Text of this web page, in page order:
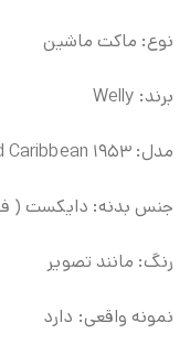
نوع: ماکت ماشین
برند: Welly
مدل: ۱۹۵۳ Packard Caribbean
جنس بدنه: دایکست (
رنگ: مانند تصویر
نمونه واقعی: دارد